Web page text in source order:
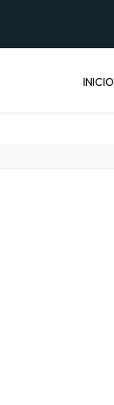
INICIO